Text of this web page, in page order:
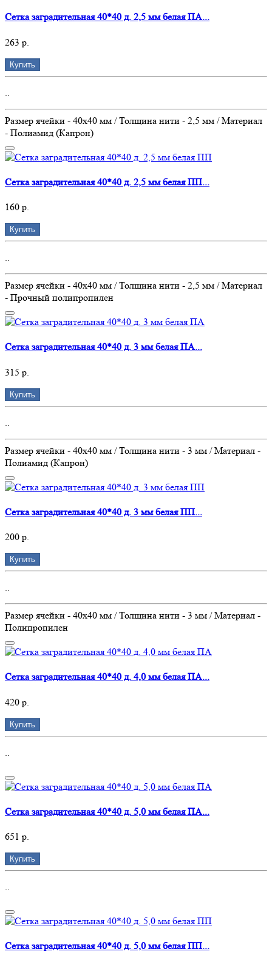
Сетка заградительная 40*40 д. 2,5 мм белая ПА...
263 р.
Купить
Размер ячейки - 40х40 мм / Толщина нити - 2,5 мм / Материал
- Полиамид (Капрон)
Сетка заградительная 40*40 д. 2,5 мм белая ПП...
160 р.
Купить
..
Размер ячейки - 40х40 мм / Толщина нити - 2,5 мм / Материал
- Прочный полипропилен
Сетка заградительная 40*40 д. 3 мм белая ПА...
315 р.
Купить
Размер ячейки - 40х40 мм / Толщина нити - 3 мм / Материал -
Полиамид (Капрон)
Сетка заградительная 40*40 д. 3 мм белая ПП...
200 р.
Купить
..
Размер ячейки - 40х40 мм / Толщина нити - 3 мм / Материал -
Полипропилен
Сетка заградительная 40*40 д. 4,0 мм белая ПА...
420 р.
Купить
Сетка заградительная 40*40 д. 5,0 мм белая ПА...
651 р.
Купить
..
Сетка заградительная 40*40 д. 5,0 мм белая ПП...